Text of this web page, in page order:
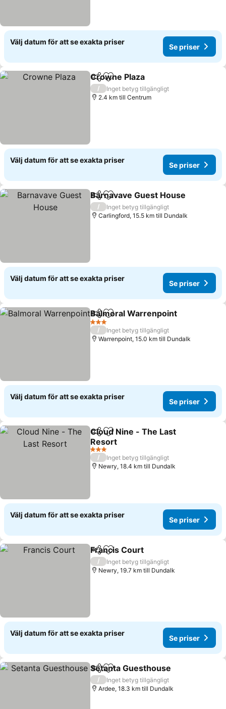
Välj datum för att se exakta priser
Se priser
Dela Lägg till i Mina Favoriter
Crowne Plaza
/
Inget betyg tillgängligt
2.4 km till Centrum
Välj datum för att se exakta priser
Se priser
Dela Lägg till i Mina Favoriter
Barnavave Guest House
/
Inget betyg tillgängligt
Carlingford, 15.5 km till Dundalk
Välj datum för att se exakta priser
Se priser
Dela Lägg till i Mina Favoriter
Balmoral Warrenpoint
3 Stjärnor
/
Inget betyg tillgängligt
Warrenpoint, 15.0 km till Dundalk
Välj datum för att se exakta priser
Se priser
Dela Lägg till i Mina Favoriter
Cloud Nine - The Last
Resort
Se priser
3 Stjärnor
/
Inget betyg tillgängligt
Newry, 18.4 km till Dundalk
Välj datum för att se exakta priser
Se priser
Dela Lägg till i Mina Favoriter
Francis Court
/
Inget betyg tillgängligt
Newry, 19.7 km till Dundalk
Välj datum för att se exakta priser
Se priser
Dela Lägg till i Mina Favoriter
Setanta Guesthouse
/
Inget betyg tillgängligt
Ardee, 18.3 km till Dundalk